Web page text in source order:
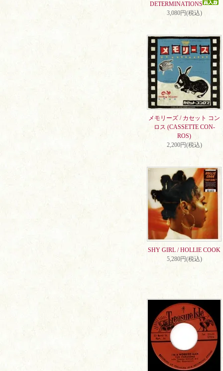
DETERMINATIONS
3,080円(税込)
メモリーズ / カセット コン
ロス (CASSETTE CON-
ROS)
2,200円(税込)
SHY GIRL / HOLLIE COOK
5,280円(税込)